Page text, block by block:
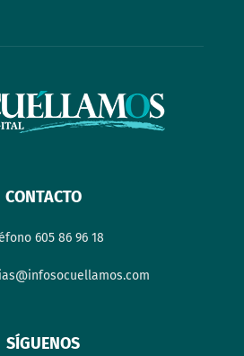
CONTACTO
605 86 96 18
SÍGUENOS